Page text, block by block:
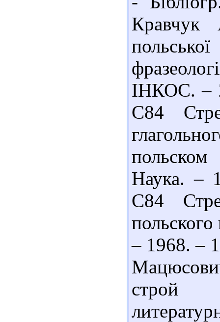
Кравчук
ІНКОС. –
С84
Наука. –
С84
– 1968. –
строй